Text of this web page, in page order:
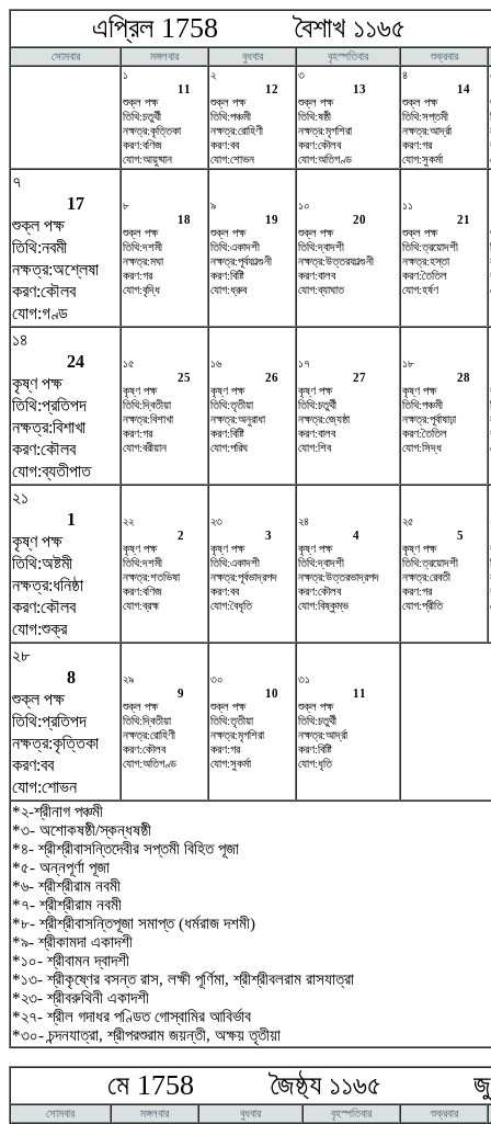
এপ্রিল 1758 বৈশাখ ১১৬৫
সোমবার মঙ্গলবার বুধবার বৃহস্পতিবার
শুক্রবার
১
11
শুক্ল পক্ষ
তিথি:চতুর্থী
নক্ষত্র:কৃত্তিকা
করণ:বণিজ
যোগ:আয়ুষ্মান
২
12
শুক্ল পক্ষ
তিথি:পঞ্চমী
নক্ষত্র:রোহিণী
করণ:বব
যোগ:শোভন
৩
13
শুক্ল পক্ষ
তিথি:ষষ্ঠী
নক্ষত্র:মৃগশিরা
করণ:কৌলব
যোগ:অতিগণ্ড
৪
14
শুক্ল পক্ষ
তিথি:সপ্তমী
নক্ষত্র:আর্দ্রা
করণ:গর
যোগ:সুকর্মা
৭
17
শুক্ল পক্ষ
তিথি:নবমী
নক্ষত্র:অশ্লেষা
করণ:কৌলব
যোগ:গণ্ড
৮
18
শুক্ল পক্ষ
তিথি:দশমী
নক্ষত্র:মঘা
করণ:গর
যোগ:বৃদ্ধি
৯
19
শুক্ল পক্ষ
তিথি:একাদশী
নক্ষত্র:পূর্বফাল্গুনী
করণ:বিষ্টি
যোগ:ধ্রুব
১০
20
শুক্ল পক্ষ
তিথি:দ্বাদশী
নক্ষত্র:উত্তরফাল্গুনী
করণ:বালব
যোগ:ব্যাঘাত
১১
21
শুক্ল পক্ষ
তিথি:ত্রয়োদশী
নক্ষত্র:হস্তা
করণ:তৈতিল
যোগ:হর্ষণ
১৪
24
কৃষ্ণ পক্ষ
তিথি:প্রতিপদ
নক্ষত্র:বিশাখা
করণ:কৌলব
যোগ:ব্যতীপাত
১৫
25
কৃষ্ণ পক্ষ
তিথি:দ্বিতীয়া
নক্ষত্র:বিশাখা
করণ:গর
যোগ:বরীয়ান
১৬
26
কৃষ্ণ পক্ষ
তিথি:তৃতীয়া
নক্ষত্র:অনুরাধা
করণ:বিষ্টি
যোগ:পরিঘ
১৭
27
কৃষ্ণ পক্ষ
তিথি:চতুর্থী
নক্ষত্র:জ্যেষ্ঠা
করণ:বালব
যোগ:শিব
১৮
28
কৃষ্ণ পক্ষ
তিথি:পঞ্চমী
নক্ষত্র:পূর্বাষাঢ়া
করণ:তৈতিল
যোগ:সিদ্ধ
২১
1
কৃষ্ণ পক্ষ
তিথি:অষ্টমী
নক্ষত্র:ধনিষ্ঠা
করণ:কৌলব
যোগ:শুক্র
২২
2
কৃষ্ণ পক্ষ
তিথি:দশমী
নক্ষত্র:শতভিষ‌া
করণ:বণিজ
যোগ:ব্রহ্ম
২৩
3
কৃষ্ণ পক্ষ
তিথি:একাদশী
নক্ষত্র:পূর্বভাদ্রপদ
করণ:বব
যোগ:বৈধৃতি
২৪
4
কৃষ্ণ পক্ষ
তিথি:দ্বাদশী
নক্ষত্র:উত্তরভাদ্রপদ
করণ:কৌলব
যোগ:বিষ্কুম্ভ
২৫
5
কৃষ্ণ পক্ষ
তিথি:ত্রয়োদশী
নক্ষত্র:রেবতী
করণ:গর
যোগ:প্রীতি
২৮
8
শুক্ল পক্ষ
তিথি:প্রতিপদ
নক্ষত্র:কৃত্তিকা
করণ:বব
যোগ:শোভন
২৯
9
শুক্ল পক্ষ
তিথি:দ্বিতীয়া
নক্ষত্র:রোহিণী
করণ:কৌলব
যোগ:অতিগণ্ড
৩০
10
শুক্ল পক্ষ
তিথি:তৃতীয়া
নক্ষত্র:মৃগশিরা
করণ:গর
যোগ:সুকর্মা
৩১
11
শুক্ল পক্ষ
তিথি:চতুর্থী
নক্ষত্র:আর্দ্রা
করণ:বিষ্টি
যোগ:ধৃতি
*২-শ্রীনাগ পঞ্চমী
*৩- অশোকষষ্ঠী/স্কন্ধষষ্ঠী
*৪- শ্রীশ্রীবাসন্তিদেবীর সপ্তমী বিহিত পূজা
*৫- অন্নপূর্ণা পূজা
*৬- শ্রীশ্রীরাম নবমী
*৭- শ্রীশ্রীরাম নবমী
*৮- শ্রীশ্রীবাসন্তিপূজা সমাপ্ত (ধর্মরাজ দশমী)
*৯- শ্রীকামদা একাদশী
*১০- শ্রীবামন দ্বাদশী
*১৩- শ্রীকৃষ্ণের বসন্ত রাস, লক্ষী পূর্ণিমা, শ্রীশ্রীবলরাম রাসযাত্রা
*২৩- শ্রীবরুথিনী একাদশী
*২৭- শ্রীল গদাধর পণ্ডিত গোস্বামির আবির্ভাব
*৩০- চন্দনযাত্রা, শ্রীপরশুরাম জয়ন্তী, অক্ষয় তৃতীয়া
মে 1758 জৈষ্ঠ্য ১১৬৫ জুন
সোমবার মঙ্গলবার বুধবার বৃহস্পতিবার
শুক্রবার